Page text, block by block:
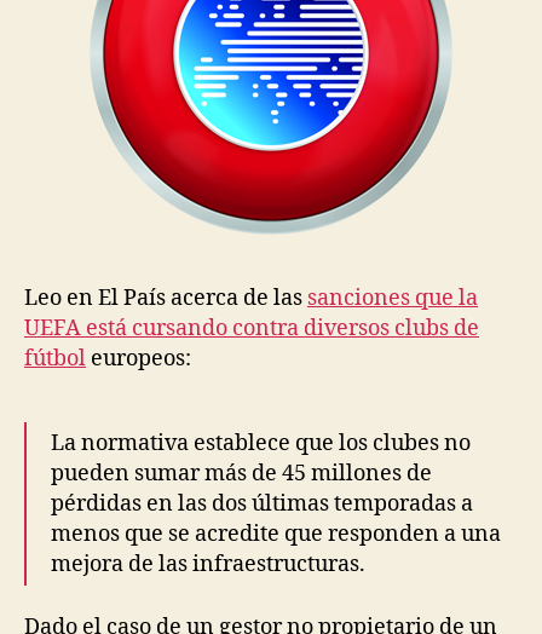
Leo en El País acerca de las sanciones que la
UEFA está cursando contra diversos clubs de
fútbol europeos:
La normativa establece que los clubes no
pueden sumar más de 45 millones de
pérdidas en las dos últimas temporadas a
menos que se acredite que responden a una
mejora de las infraestructuras.
Dado el caso de un gestor no propietario de un